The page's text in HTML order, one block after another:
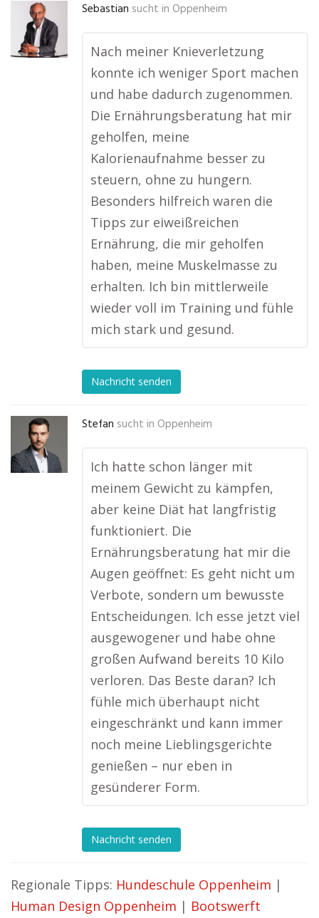
Sebastian sucht in Oppenheim
Nach meiner Knieverletzung
konnte ich weniger Sport machen
und habe dadurch zugenommen.
Die Ernährungsberatung hat mir
geholfen, meine
Kalorienaufnahme besser zu
steuern, ohne zu hungern.
Besonders hilfreich waren die
Tipps zur eiweißreichen
Ernährung, die mir geholfen
haben, meine Muskelmasse zu
erhalten. Ich bin mittlerweile
wieder voll im Training und fühle
mich stark und gesund.
Nachricht senden
Stefan sucht in Oppenheim
Ich hatte schon länger mit
meinem Gewicht zu kämpfen,
aber keine Diät hat langfristig
funktioniert. Die
Ernährungsberatung hat mir die
Augen geöffnet: Es geht nicht um
Verbote, sondern um bewusste
Entscheidungen. Ich esse jetzt viel
ausgewogener und habe ohne
großen Aufwand bereits 10 Kilo
verloren. Das Beste daran? Ich
fühle mich überhaupt nicht
eingeschränkt und kann immer
noch meine Lieblingsgerichte
genießen – nur eben in
gesünderer Form.
Nachricht senden
Regionale Tipps: Hundeschule Oppenheim |
Human Design Oppenheim | Bootswerft